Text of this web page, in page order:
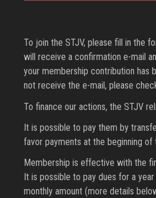
To join the STJV, please fill in the
will receive a confirmation e-mail
your membership contribution has
not receive the e-mail, please
To finance our actions, the STJV
It is possible to pay them by
favor payments at the beginning of
Membership is effective with the
It is possible to pay dues for a
monthly amount (more details